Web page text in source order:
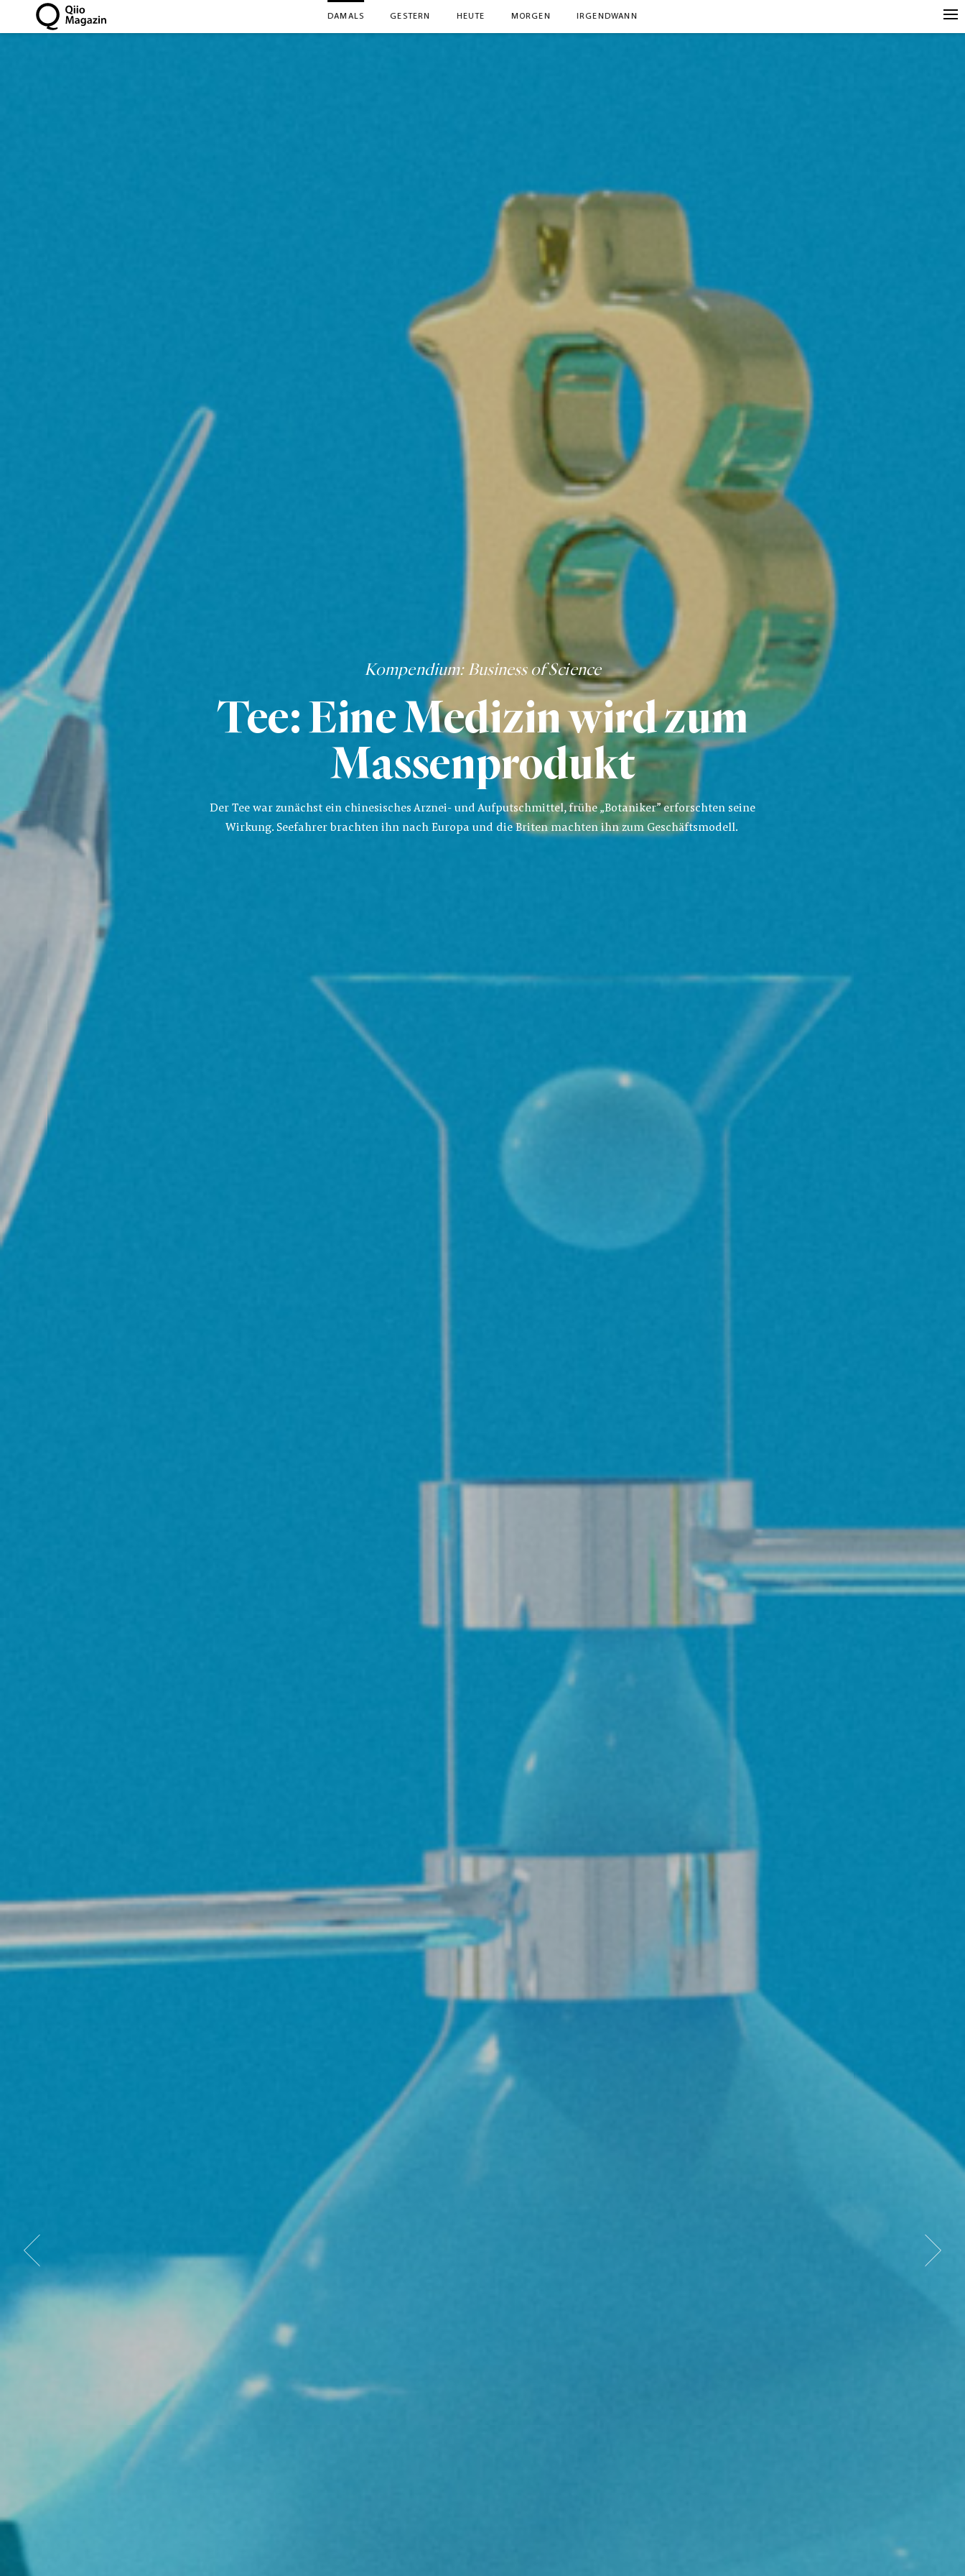
DAMALS GESTERN HEUTE MORGEN IRGENDWANN
Kompendium: Business of Science
Tee: Eine Medizin wird zum
Massenprodukt
Der Tee war zunächst ein chinesisches Arznei- und Aufputschmittel, frühe „Botaniker” erforschten seine
Wirkung. Seefahrer brachten ihn nach Europa und die Briten machten ihn zum Geschäftsmodell.